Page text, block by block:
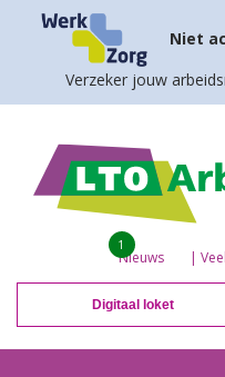
Niet
Verzeker jouw
Nieuws
1
|
Digitaal loket